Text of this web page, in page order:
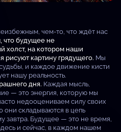
чем-то, что ждёт нас
что будущее не
холст, на котором наши
рисуют картину грядущего. Мы
и каждое движение кисти
нашу реальность.
дня. Каждая мысль,
— это энергия, которую мы
недооцениваем силу своих
складываются в цепь
завтра. Будущее — это не время,
и сейчас, в каждом нашем